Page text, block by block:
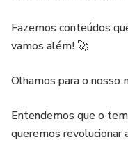
Fazemos conteúdos
vamos além! 🚀
Olhamos para o nosso
Entendemos que o
queremos revolucionar